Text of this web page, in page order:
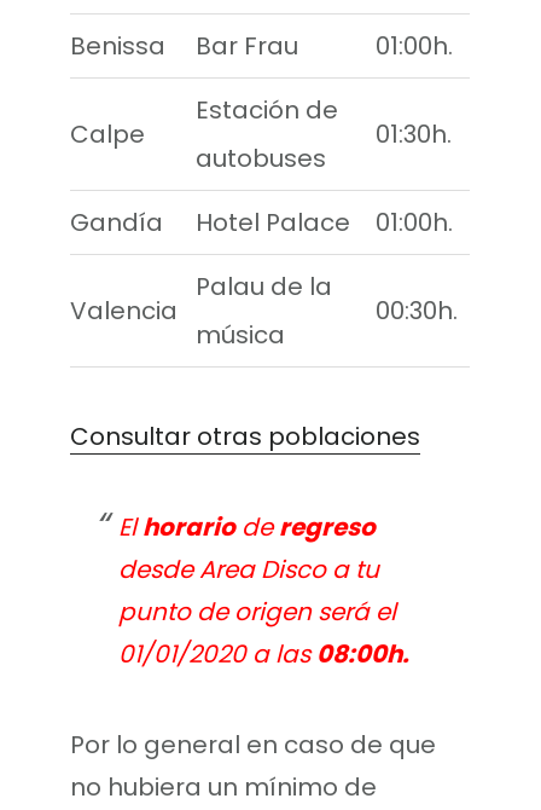
Benissa Bar Frau 01:00h.
Calpe
Estación de
autobuses
01:30h.
Gandía Hotel Palace 01:00h.
Valencia
Palau de la
música
00:30h.
Consultar otras poblaciones
Elhorarioderegreso
desde Area Disco a tu
punto de origen será el
01/01/2020 a las08:00h.
Por lo general en caso de que
no hubiera un mínimo de